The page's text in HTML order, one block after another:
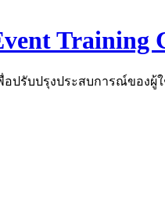
Training
อปรับปรุงประสบการณ์ของผู้